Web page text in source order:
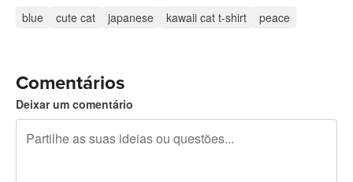
blue cute cat japanese kawaii cat t-shirt peace
Comentários
Deixar um comentário